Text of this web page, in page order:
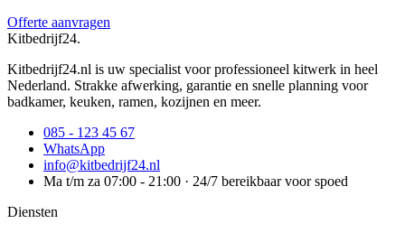
Offerte aanvragen
Kitbedrijf24.
Kitbedrijf24.nl is uw specialist voor professioneel kitwerk in heel
Nederland. Strakke afwerking, garantie en snelle planning voor
badkamer, keuken, ramen, kozijnen en meer.
085 - 123 45 67
WhatsApp
info@kitbedrijf24.nl
Ma t/m za 07:00 - 21:00 · 24/7 bereikbaar voor spoed
Diensten